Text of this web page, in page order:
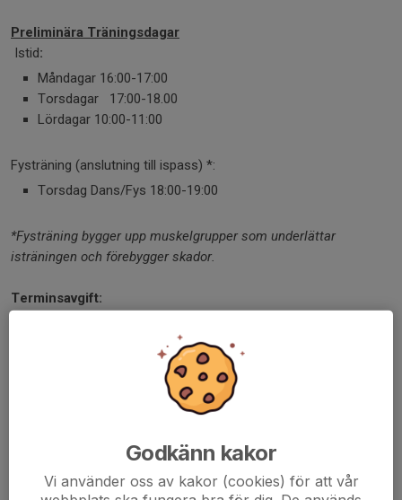
Preliminära Träningsdagar
Istid:
Måndagar 16:00-17:00
Torsdagar 17:00-18.00
Lördagar 10:00-11:00
Fysträning (anslutning till ispass) *:
Torsdag Dans/Fys 18:00-19:00
*Fysträning bygger upp muskelgrupper som underlättar
isträningen och förebygger skador.
Terminsavgift:
obligatorisk omfattar en olycksfallsförsäkring i Folksam)
KS3 (3 days a week) for skaters 10 years or older with start in
Ice-training
Godkänn kakor
Vi använder oss av kakor (cookies) för att vår